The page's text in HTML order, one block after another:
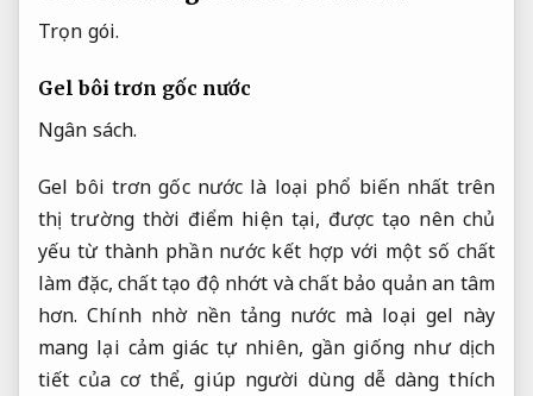
Trọn gói.
Gel bôi trơn gốc nước
Ngân sách.
Gel bôi trơn gốc nước là loại phổ biến nhất trên
thị trường thời điểm hiện tại, được tạo nên chủ
yếu từ thành phần nước kết hợp với một số chất
làm đặc, chất tạo độ nhớt và chất bảo quản an tâm
hơn. Chính nhờ nền tảng nước mà loại gel này
mang lại cảm giác tự nhiên, gần giống như dịch
tiết của cơ thể, giúp người dùng dễ dàng thích